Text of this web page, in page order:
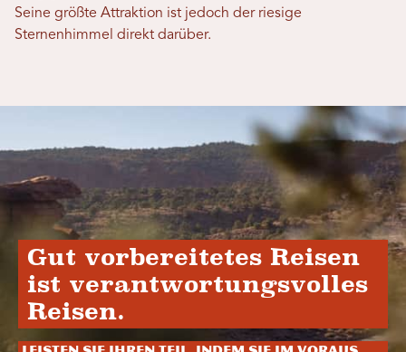
Seine größte Attraktion ist jedoch der riesige
Sternenhimmel direkt darüber.
Gut vorbereitetes Reisen
ist verantwortungsvolles
Reisen.